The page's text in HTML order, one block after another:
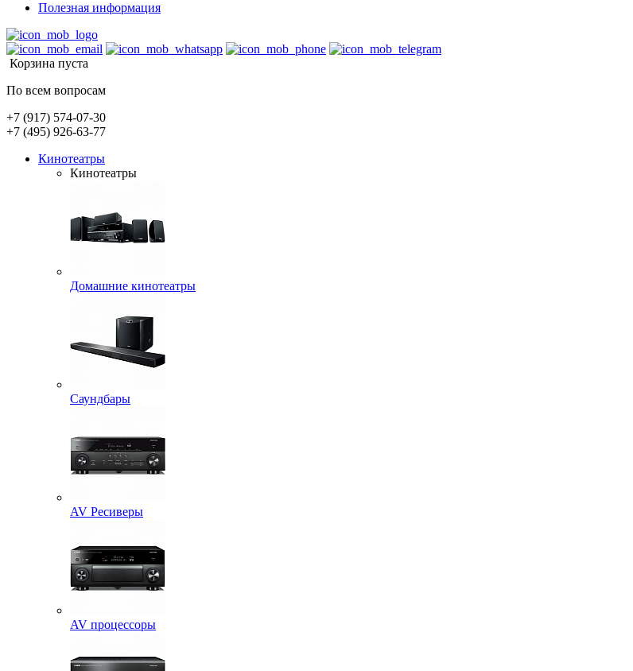
Полезная информация
Корзина пуста
По всем вопросам
+7 (917) 574-07-30
+7 (495) 926-63-77
Кинотеатры
Кинотеатры
Домашние кинотеатры
Саундбары
AV Ресиверы
AV процессоры